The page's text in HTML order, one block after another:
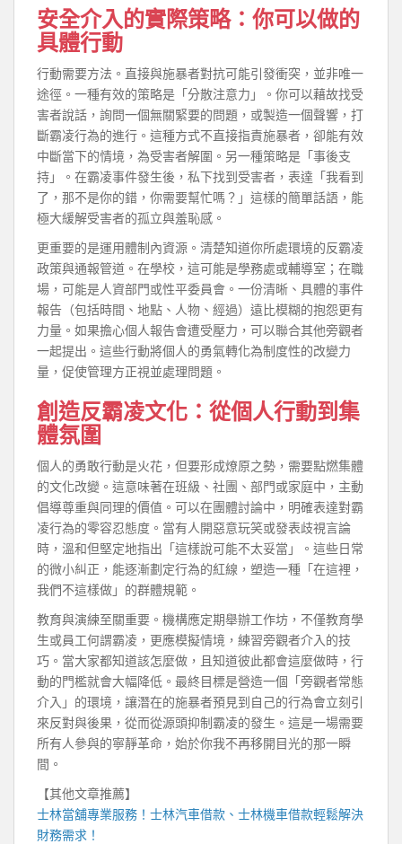
安全介入的實際策略：你可以做的
具體行動
行動需要方法。直接與施暴者對抗可能引發衝突，並非唯一
途徑。一種有效的策略是「分散注意力」。你可以藉故找受
害者說話，詢問一個無關緊要的問題，或製造一個聲響，打
斷霸凌行為的進行。這種方式不直接指責施暴者，卻能有效
中斷當下的情境，為受害者解圍。另一種策略是「事後支
持」。在霸凌事件發生後，私下找到受害者，表達「我看到
了，那不是你的錯，你需要幫忙嗎？」這樣的簡單話語，能
極大緩解受害者的孤立與羞恥感。
更重要的是運用體制內資源。清楚知道你所處環境的反霸凌
政策與通報管道。在學校，這可能是學務處或輔導室；在職
場，可能是人資部門或性平委員會。一份清晰、具體的事件
報告（包括時間、地點、人物、經過）遠比模糊的抱怨更有
力量。如果擔心個人報告會遭受壓力，可以聯合其他旁觀者
一起提出。這些行動將個人的勇氣轉化為制度性的改變力
量，促使管理方正視並處理問題。
創造反霸凌文化：從個人行動到集
體氛圍
個人的勇敢行動是火花，但要形成燎原之勢，需要點燃集體
的文化改變。這意味著在班級、社團、部門或家庭中，主動
倡導尊重與同理的價值。可以在團體討論中，明確表達對霸
凌行為的零容忍態度。當有人開惡意玩笑或發表歧視言論
時，溫和但堅定地指出「這樣說可能不太妥當」。這些日常
的微小糾正，能逐漸劃定行為的紅線，塑造一種「在這裡，
我們不這樣做」的群體規範。
教育與演練至關重要。機構應定期舉辦工作坊，不僅教育學
生或員工何謂霸凌，更應模擬情境，練習旁觀者介入的技
巧。當大家都知道該怎麼做，且知道彼此都會這麼做時，行
動的門檻就會大幅降低。最終目標是營造一個「旁觀者常態
介入」的環境，讓潛在的施暴者預見到自己的行為會立刻引
來反對與後果，從而從源頭抑制霸凌的發生。這是一場需要
所有人參與的寧靜革命，始於你我不再移開目光的那一瞬
間。
【其他文章推薦】
士林當舖專業服務！ 士林汽車借款 、 士林機車借款輕鬆解決
財務需求！